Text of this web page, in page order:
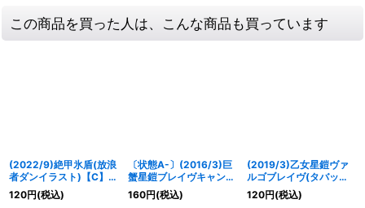
この商品を買った人は、こんな商品も買っています
(2022/9)絶甲氷盾(放浪
者ダンイラスト)【C】
{SD56-RV009}《白》
120円(税込)
〔状態A-〕(2016/3)巨
蟹星鎧ブレイヴキャンサ
ー(Mレア仕様/BSC27収
録)【X】{BS26-X07}
160円(税込)
(2019/3)乙女星鎧ヴァ
ルゴブレイヴ(タバック
加工/光導デッキCB収
録)【R】{BS26-061}
120円(税込)